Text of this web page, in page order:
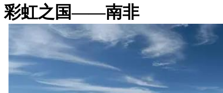
彩虹之国——南非